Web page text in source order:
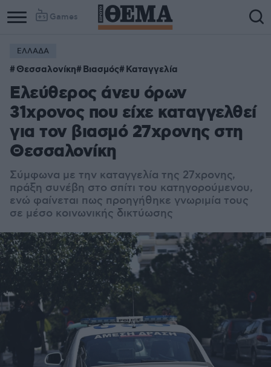
Games
ΕΛΛΑΔΑ
Θεσσαλονίκη Βιασμός Καταγγελία
Ελεύθερος άνευ όρων
31χρονος που είχε καταγγελθεί
για τον βιασμό 27χρονης στη
Θεσσαλονίκη
Σύμφωνα με την καταγγελία της 27χρονης,
πράξη συνέβη στο σπίτι του κατηγορούμενου,
ενώ φαίνεται πως προηγήθηκε γνωριμία τους
σε μέσο κοινωνικής δικτύωσης